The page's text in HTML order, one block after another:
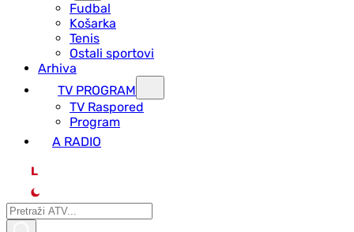
Fudbal
Košarka
Tenis
Ostali sportovi
Arhiva
TV PROGRAM
ТV Raspored
Program
A RADIO
L